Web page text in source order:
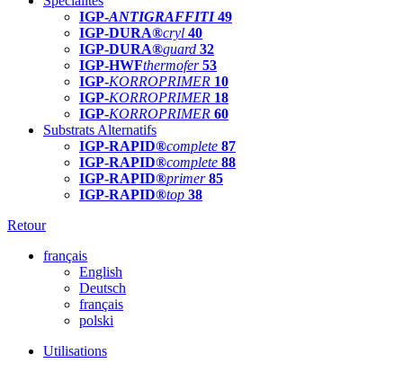
IGP-ANTIGRAFFITI49
IGP-DURA®cryl 40
IGP-DURA®guard 32
IGP-HWFthermofer 53
IGP-KORROPRIMER 10
IGP-KORROPRIMER 18
IGP-KORROPRIMER 60
Substrats Alternatifs
IGP-RAPID®complete 87
IGP-RAPID®complete 88
IGP-RAPID®primer 85
IGP-RAPID®top 38
Retour
français
English
Deutsch
français
polski
Utilisations